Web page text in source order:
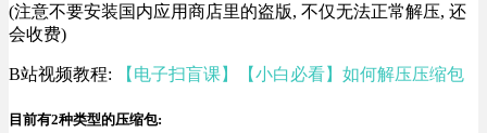
(注意不要安装国内应用商店里的盗版, 不仅无法正常解压, 还
会收费)
B站视频教程: 【电子扫盲课】【小白必看】如何解压压缩包
目前有2种类型的压缩包: